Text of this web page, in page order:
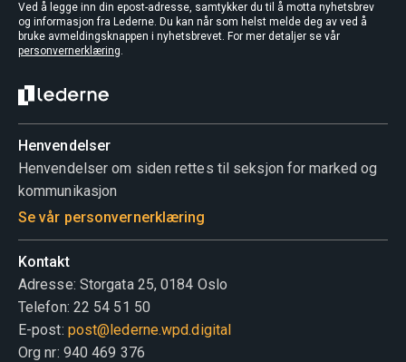
Ved å legge inn din epost-adresse, samtykker du til å motta nyhetsbrev
og informasjon fra Lederne. Du kan når som helst melde deg av ved å
bruke avmeldingsknappen i nyhetsbrevet. For mer detaljer se vår
personvernerklæring.
Henvendelser
Henvendelser om siden rettes til seksjon for marked og
kommunikasjon
Se vår personvernerklæring
Kontakt
Adresse: Storgata 25, 0184 Oslo
Telefon: 22 54 51 50
E-post: post@lederne.wpd.digital
Org nr: 940 469 376